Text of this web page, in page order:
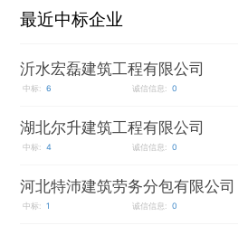
最近中标企业
沂水宏磊建筑工程有限公司
中标: 6 诚信信息: 0
湖北尔升建筑工程有限公司
中标: 4 诚信信息: 0
河北特沛建筑劳务分包有限公司
中标: 1 诚信信息: 0